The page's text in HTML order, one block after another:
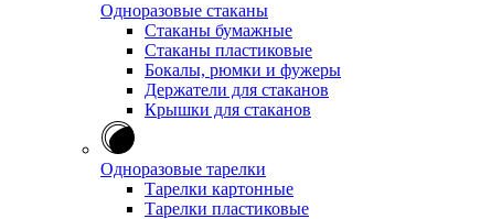
Одноразовые стаканы
Стаканы бумажные
Стаканы пластиковые
Бокалы, рюмки и фужеры
Держатели для стаканов
Крышки для стаканов
Одноразовые тарелки
Тарелки картонные
Тарелки пластиковые